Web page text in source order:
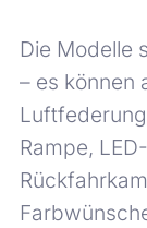
Die Modelle
– es können
Rampe,